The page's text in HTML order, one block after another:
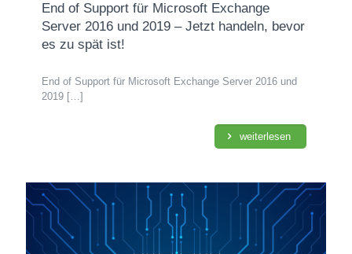
End of Support für Microsoft Exchange
Server 2016 und 2019 – Jetzt handeln, bevor
es zu spät ist!
End of Support für Microsoft Exchange Server 2016 und
2019 […]
weiterlesen